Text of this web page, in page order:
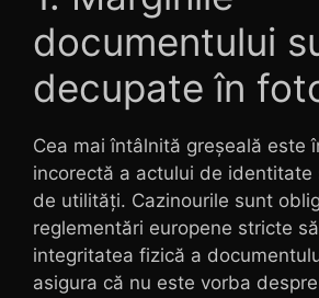
documentului
decupate în
Cea mai întâlnită greșeală este
incorectă a actului de identitate
de utilități. Cazinourile sunt
reglementări europene stricte
integritatea fizică a
asigura că nu este vorba